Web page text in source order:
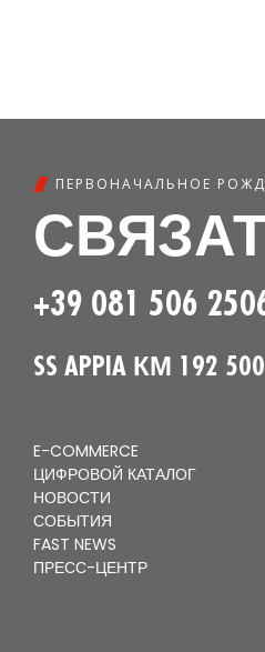
ПЕРВОНАЧАЛЬНОЕ
+39 081 506
SS APPIA КМ 192
E-COMMERCE
ЦИФРОВОЙ КАТАЛОГ
НОВОСТИ
СОБЫТИЯ
FAST NEWS
ПРЕСС-ЦЕНТР